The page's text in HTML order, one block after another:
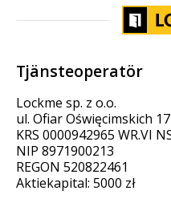
Tjänsteoperatör
Lockme sp. z o.o.
ul. Ofiar Oświęcimskich
KRS 0000942965 WR.VI
NIP 8971900213
REGON 520822461
Aktiekapital: 5000 zł